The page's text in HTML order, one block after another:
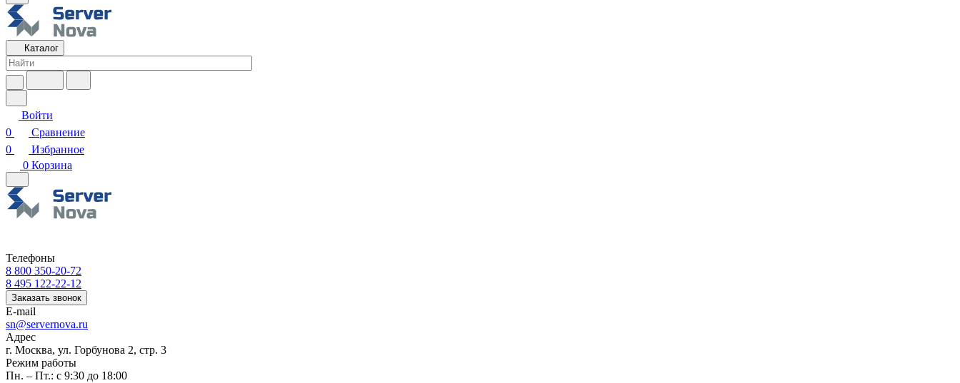
Каталог
Войти
0
Сравнение
0
Избранное
0 Корзина
Телефоны
8 800 350-20-72
8 495 122-22-12
Заказать звонок
E-mail
sn@servernova.ru
Адрес
г. Москва, ул. Горбунова 2, стр. 3
Режим работы
Пн. – Пт.: с 9:30 до 18:00